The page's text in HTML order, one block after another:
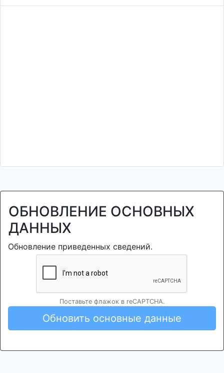
ОБНОВЛЕНИЕ ОСНОВНЫХ
ДАННЫХ
Обновление приведенных сведений.
Поставьте флажок в reCAPTCHA.
Обновить основные данные